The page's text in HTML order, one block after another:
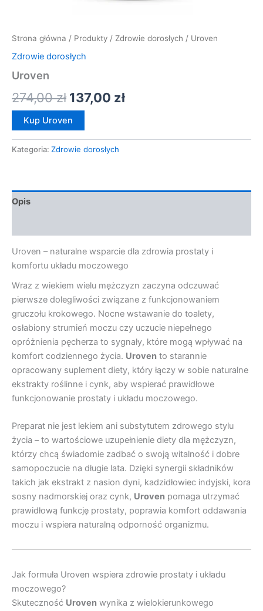
Strona główna / Produkty / Zdrowie dorosłych / Uroven
Zdrowie dorosłych
Uroven
274,00zł 137,00 zł
Kup Uroven
Kategoria: Zdrowie dorosłych
Opis
Uroven – naturalne wsparcie dla zdrowia prostaty i
komfortu układu moczowego
Wraz z wiekiem wielu mężczyzn zaczyna odczuwać
pierwsze dolegliwości związane z funkcjonowaniem
gruczołu krokowego. Nocne wstawanie do toalety,
osłabiony strumień moczu czy uczucie niepełnego
opróżnienia pęcherza to sygnały, które mogą wpływać na
komfort codziennego życia. Uroven to starannie
opracowany suplement diety, który łączy w sobie naturalne
ekstrakty roślinne i cynk, aby wspierać prawidłowe
funkcjonowanie prostaty i układu moczowego.
Preparat nie jest lekiem ani substytutem zdrowego stylu
życia – to wartościowe uzupełnienie diety dla mężczyzn,
którzy chcą świadomie zadbać o swoją witalność i dobre
samopoczucie na długie lata. Dzięki synergii składników
takich jak ekstrakt z nasion dyni, kadzidłowiec indyjski, kora
sosny nadmorskiej oraz cynk, Uroven pomaga utrzymać
prawidłową funkcję prostaty, poprawia komfort oddawania
moczu i wspiera naturalną odporność organizmu.
Jak formuła Uroven wspiera zdrowie prostaty i układu
moczowego?
Skuteczność Uroven wynika z wielokierunkowego